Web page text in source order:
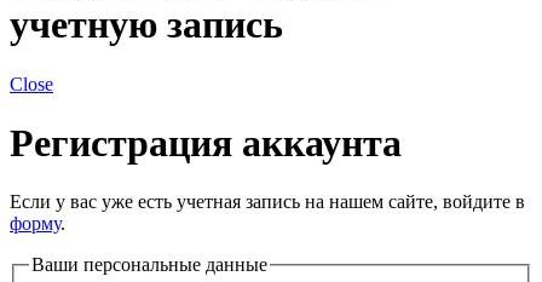
учетную запись
Close
Регистрация аккаунта
Если у вас уже есть учетная запись на нашем сайте, войдите в
форму.
Ваши персональные данные